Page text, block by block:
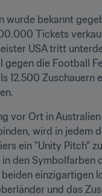
wurde bekannt
Tickets
USA tritt
gegen die Football
12.500 Zuschauern
vor Ort in
wird in jedem
ein "Unity Pitch"
den Symbolfarben
einzigartigen
und das